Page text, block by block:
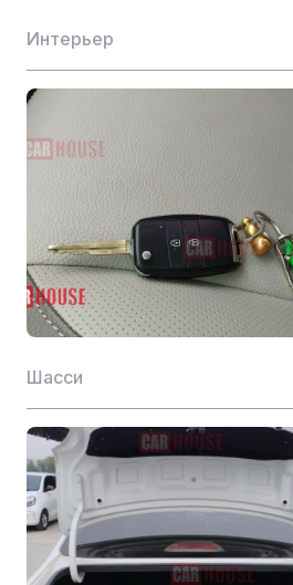
Макс. скорость вращения (об/мин)
Макс. крутящий момент (Н-м)
Макс. мощность (Ps)
Макс. мощность (кВт)
Технология для конкретного
Материал головки цилиндра
Комбинированный расход
Тип трансмиссии
Интерьер
Шасси